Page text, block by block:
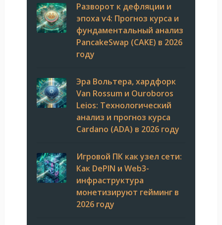
Разворот к дефляции и
эпоха v4: Прогноз курса и
фундаментальный анализ
PancakeSwap (CAKE) в 2026
году
Эра Вольтера, хардфорк
Van Rossum и Ouroboros
Leios: Технологический
анализ и прогноз курса
Cardano (ADA) в 2026 году
Игровой ПК как узел сети:
Как DePIN и Web3-
инфраструктура
монетизируют гейминг в
2026 году